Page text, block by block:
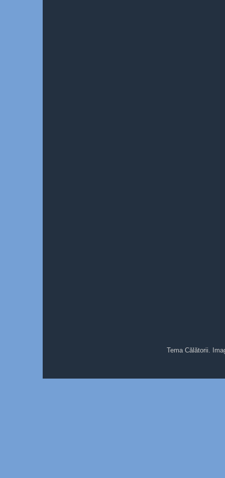
Tema Călătorii.